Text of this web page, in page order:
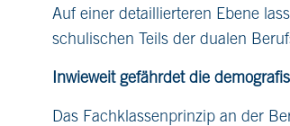
Auf einer detaillierteren Ebene
schulischen Teils der dualen
Inwieweit gefährdet die
Das Fachklassenprinzip an der